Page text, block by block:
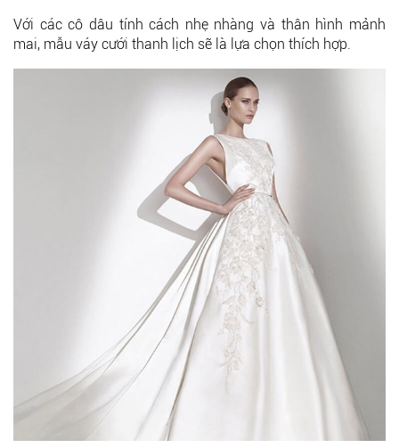
Với các cô dâu tính cách nhẹ nhàng và thân hình mảnh
mai, mẫu váy cưới thanh lịch sẽ là lựa chọn thích hợp.